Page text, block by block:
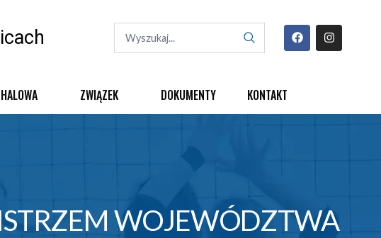
ZWIĄZEK DOKUMENTY KONTAKT
WOJEWÓDZTWA